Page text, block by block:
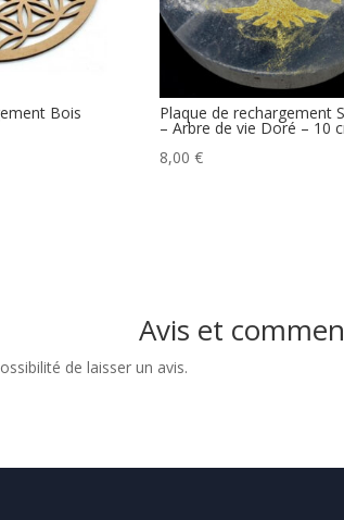
Bois Plaque de rechargement
– Arbre de vie Doré – 10
8,00€
Avis et
de laisser un avis.